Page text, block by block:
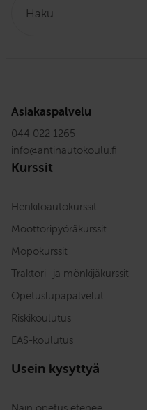
Asiakaspalvelu
044 022 1265
info@antinautokoulu.fi
Kurssit
Henkilöautokurssit
Moottoripyöräkurssit
Mopokurssit
Traktori- ja mönkijäkurssit
Opetuslupapalvelut
Riskikoulutus
EAS-koulutus
Usein kysyttyä